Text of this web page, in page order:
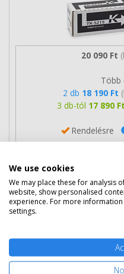
20 090 Ft
Több
2 db 18 190 Ft
3 db-tól 17 890 Ft
Rendelésre
Kyocera TK-
We use cookies
We may place these for analysis
website, show personalised
experience. For more
settings.